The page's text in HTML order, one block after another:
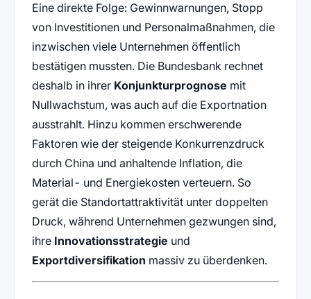
Eine direkte Folge: Gewinnwarnungen, Stopp
von Investitionen und Personalmaßnahmen, die
inzwischen viele Unternehmen öffentlich
bestätigen mussten. Die Bundesbank rechnet
deshalb in ihrer Konjunkturprognose mit
Nullwachstum, was auch auf die Exportnation
ausstrahlt. Hinzu kommen erschwerende
Faktoren wie der steigende Konkurrenzdruck
durch China und anhaltende Inflation, die
Material- und Energiekosten verteuern. So
gerät die Standortattraktivität unter doppelten
Druck, während Unternehmen gezwungen sind,
ihre Innovationsstrategie und
Exportdiversifikation massiv zu überdenken.